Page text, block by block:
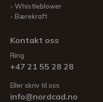
Whistleblower
Bærekraft
Kontakt oss
Ring
+47 21 55 28 28
Eller skriv til oss
info@nordcad.no